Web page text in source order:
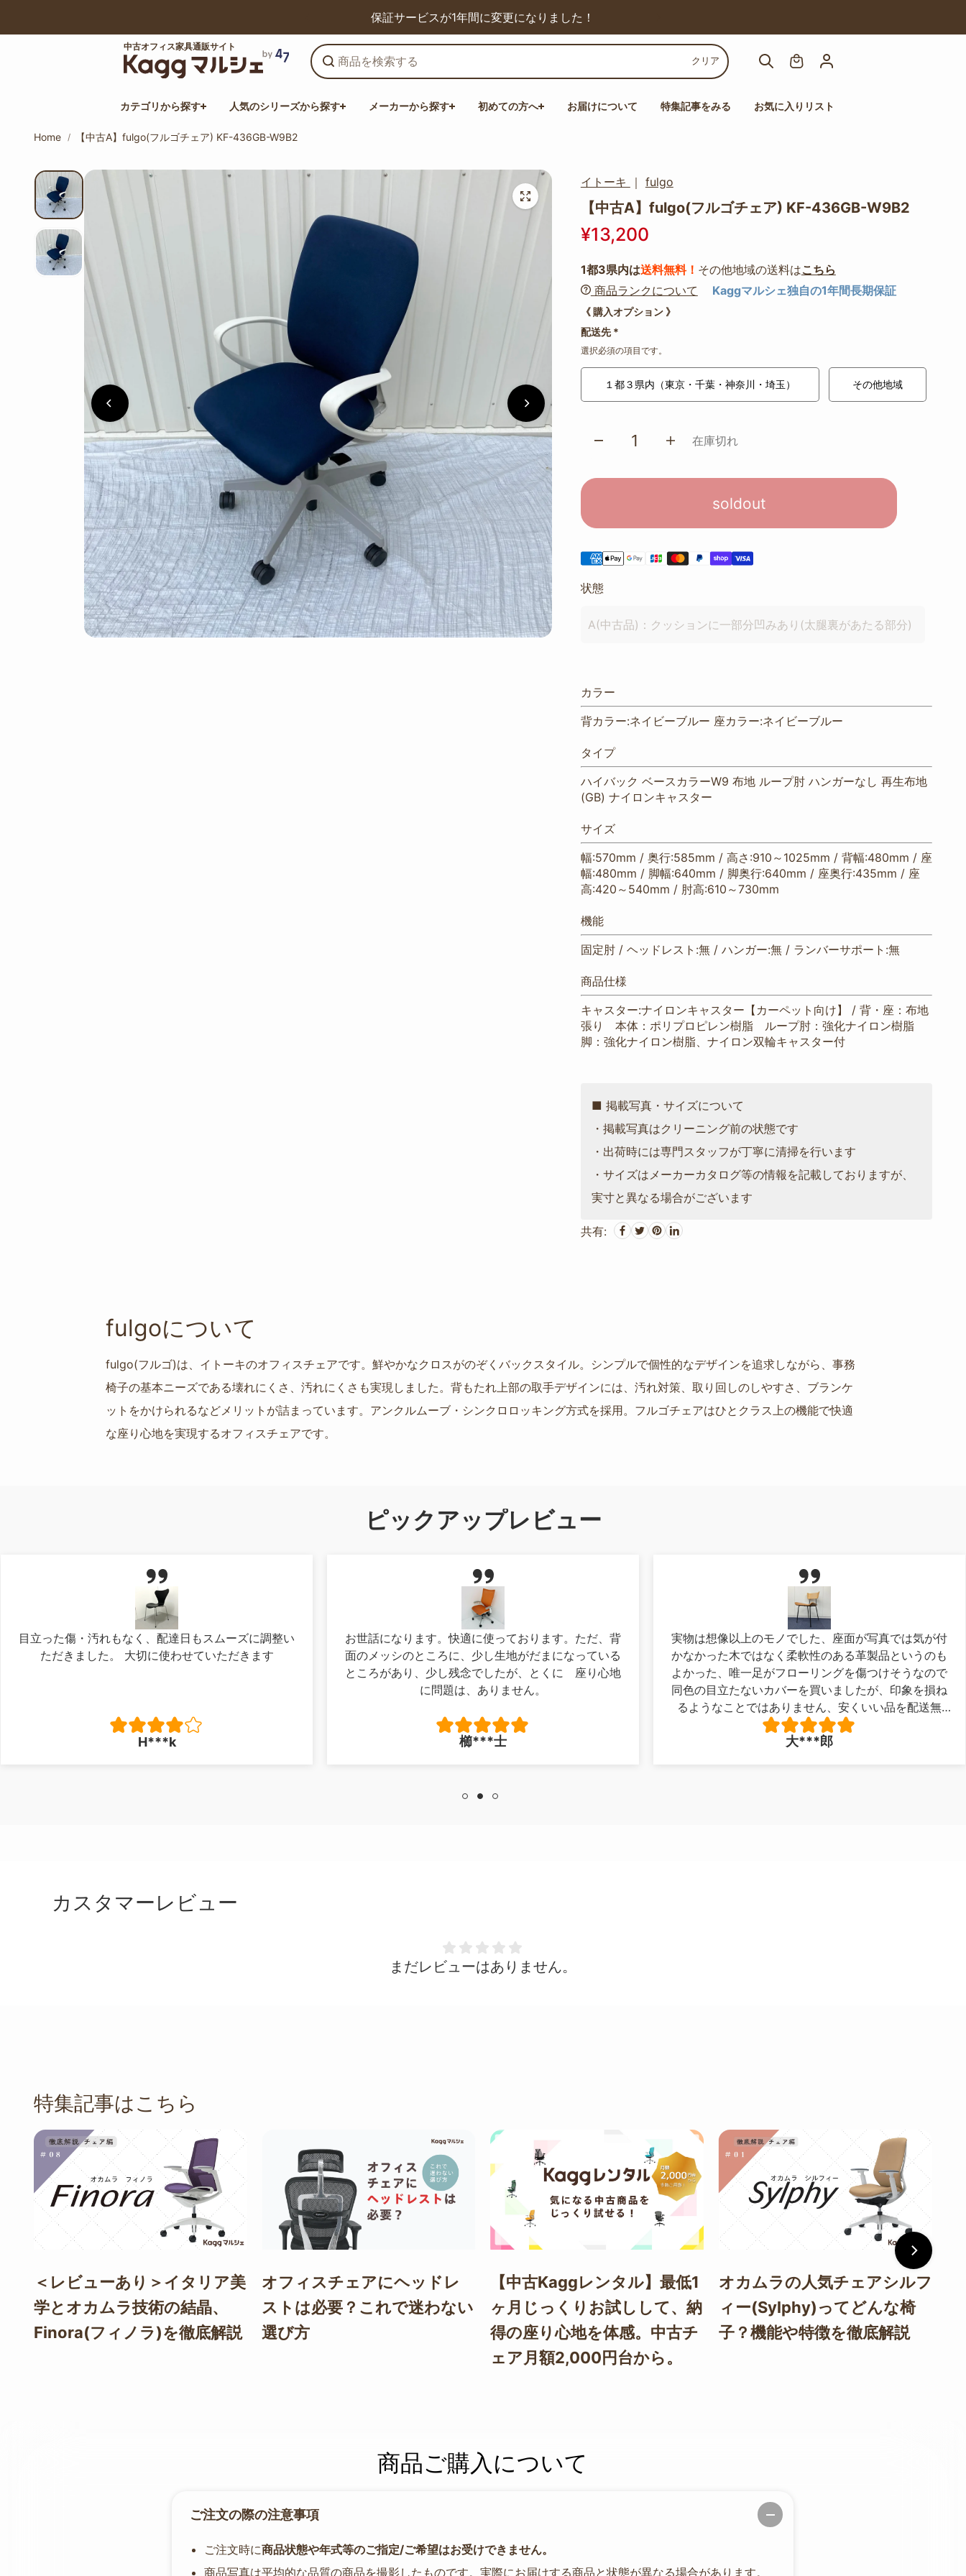
保証サービスが1年間に変更になりました！
中古オフィス家具通販サイト
クリア
カテゴリから探す 人気のシリーズから探す メーカーから探す 初めての方へ お届けについて 特集記事をみる お気に入りリスト
Home 【中古A】fulgo(フルゴチェア) KF-436GB-W9B2
イトーキ ｜ fulgo
【中古A】fulgo(フルゴチェア) KF-436GB-W9B2
¥13,200
1都3県内は送料無料！ その他地域の送料はこちら
商品ランクについて
Kaggマルシェ独自の1年間長期保証
《 購入オプション 》
配送先*
選択必須の項目です。
１都３県内（東京・千葉・神奈川・埼玉） その他地域
在庫切れ
soldout
状態
A(中古品)：クッションに一部分凹みあり(太腿裏があたる部分)
カラー
背カラー:ネイビーブルー 座カラー:ネイビーブルー
タイプ
ハイバック ベースカラーW9 布地 ループ肘 ハンガーなし 再生布地
(GB) ナイロンキャスター
サイズ
幅:570mm / 奥行:585mm / 高さ:910～1025mm / 背幅:480mm / 座
幅:480mm / 脚幅:640mm / 脚奥行:640mm / 座奥行:435mm / 座
高:420～540mm / 肘高:610～730mm
機能
固定肘 / ヘッドレスト:無 / ハンガー:無 / ランバーサポート:無
商品仕様
キャスター:ナイロンキャスター【カーペット向け】 / 背・座：布地
張り 本体：ポリプロピレン樹脂 ループ肘：強化ナイロン樹脂
脚：強化ナイロン樹脂、ナイロン双輪キャスター付
■ 掲載写真・サイズについて
・掲載写真はクリーニング前の状態です
・出荷時には専門スタッフが丁寧に清掃を行います
・サイズはメーカーカタログ等の情報を記載しておりますが、
実寸と異なる場合がございます
共有:
fulgoについて
fulgo(フルゴ)は、イトーキのオフィスチェアです。鮮やかなクロスがのぞくバックスタイル。シンプルで個性的なデザインを追求しながら、事務
椅子の基本ニーズである壊れにくさ、汚れにくさも実現しました。背もたれ上部の取手デザインには、汚れ対策、取り回しのしやすさ、ブランケ
ットをかけられるなどメリットが詰まっています。アンクルムーブ・シンクロロッキング方式を採用。フルゴチェアはひとクラス上の機能で快適
な座り心地を実現するオフィスチェアです。
ピックアップレビュー
目立った傷・汚れもなく、配達日もスムーズに調整い
ただきました。 大切に使わせていただきます
H***k
お世話になります。快適に使っております。ただ、背
面のメッシのところに、少し生地がだまになっている
ところがあり、少し残念でしたが、とくに 座り心地
に問題は、ありません。
櫛***士
実物は想像以上のモノでした、座面が写真では気が付
かなかった木ではなく柔軟性のある革製品というのも
よかった、唯一足がフローリングを傷つけそうなので
同色の目立たないカバーを買いましたが、印象を損ね
るようなことではありません、安くいい品を配送無
料！最高でした。写真が下手で申し訳ありません。
大***郎
カスタマーレビュー
まだレビューはありません。
特集記事はこちら
＜レビューあり＞イタリア美
学とオカムラ技術の結晶、
Finora(フィノラ)を徹底解説
オフィスチェアにヘッドレ
ストは必要？これで迷わない
選び方
【中古Kaggレンタル】最低1
ヶ月じっくりお試しして、納
得の座り心地を体感。中古チ
ェア月額2,000円台から。
オカムラの人気チェアシルフ
ィー(Sylphy)ってどんな椅
子？機能や特徴を徹底解説
商品ご購入について
ご注文の際の注意事項
ご注文時に商品状態や年式等のご指定/ご希望はお受けできません。
商品写真は平均的な品質の商品を撮影したものです。実際にお届けする商品と状態が異なる場合があります。